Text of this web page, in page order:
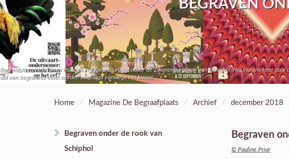
BEGRAVEN
Begraafplaats Houtrijk en Polanen in Zwanenburg ligt onder de Zwanenburgbaan van Schiphol. Het vliegverkeer
dat een begrafenis moet worden stilgelegd vanwege het lawaai.
Home / Magazine De Begraafplaats / Archief / december 2018
Begraven onder de rook van
Schiphol
Begraven
© Pauline Prior